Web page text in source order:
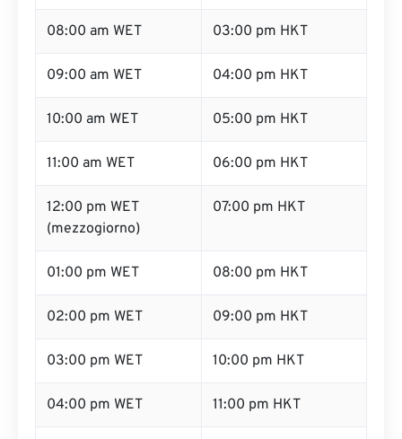
08:00 am WET 03:00 pm HKT
09:00 am WET 04:00 pm HKT
10:00 am WET 05:00 pm HKT
11:00 am WET 06:00 pm HKT
12:00 pm WET
(mezzogiorno)
07:00 pm HKT
01:00 pm WET 08:00 pm HKT
02:00 pm WET 09:00 pm HKT
03:00 pm WET 10:00 pm HKT
04:00 pm WET 11:00 pm HKT